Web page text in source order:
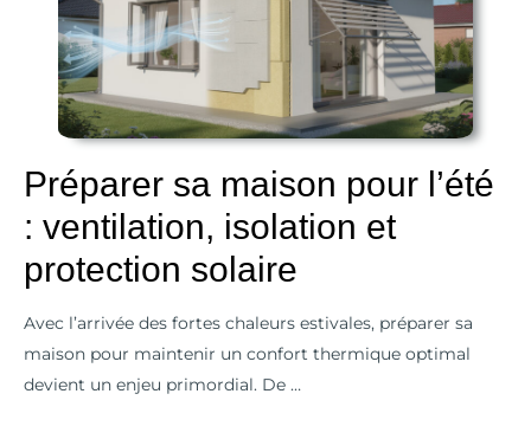
Préparer sa maison pour l’été
: ventilation, isolation et
protection solaire
Avec l’arrivée des fortes chaleurs estivales, préparer sa
maison pour maintenir un confort thermique optimal
devient un enjeu primordial. De …
pour
l’été
ventilation,
et
protection
solaire